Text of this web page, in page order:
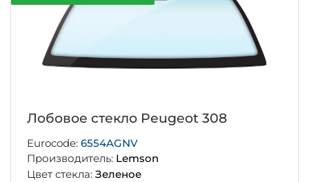
Лобовое стекло Peugeot 308
Eurocode: 6554AGNV
Производитель: Lemson
Цвет стекла: Зеленое